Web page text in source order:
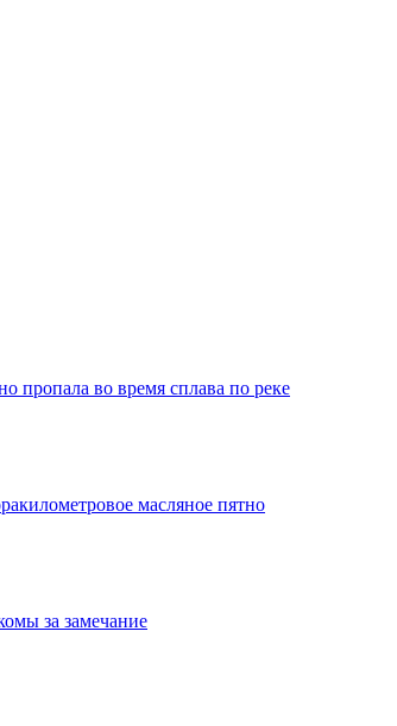
пропала во время сплава по реке
масляное пятно
за замечание